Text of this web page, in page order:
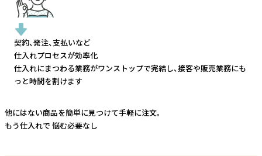
契約、発注、支払いなど
仕入れプロセスが効率化
仕入れにまつわる業務がワンストップで完結し、接客や販売業務にも
っと時間を割けます
他にはない商品を簡単に見つけて手軽に注文。
もう仕入れで 悩む必要なし